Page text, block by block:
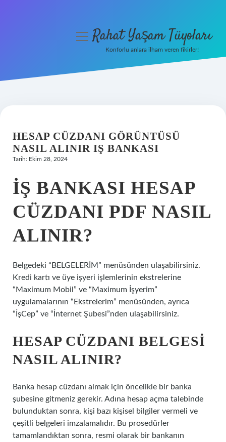
Hakkımızda
menüyüRahat Yaşam Tüyoları
Konforlu anlara ilham veren fikirler!
HESAP CÜZDANI GÖRÜNTÜSÜ
NASIL ALINIR IŞ BANKASI
Tarih: Ekim 28, 2024
İŞ BANKASI HESAP
CÜZDANI PDF NASIL
ALINIR?
Belgedeki “BELGELERİM” menüsünden ulaşabilirsiniz.
Kredi kartı ve üye işyeri işlemlerinin ekstrelerine
“Maximum Mobil” ve “Maximum İşyerim”
uygulamalarının “Ekstrelerim” menüsünden, ayrıca
“İşCep” ve “İnternet Şubesi”nden ulaşabilirsiniz.
HESAP CÜZDANI BELGESI
NASIL ALINIR?
Banka hesap cüzdanı almak için öncelikle bir banka
şubesine gitmeniz gerekir. Adına hesap açma talebinde
bulunduktan sonra, kişi bazı kişisel bilgiler vermeli ve
çeşitli belgeleri imzalamalıdır. Bu prosedürler
tamamlandıktan sonra, resmi olarak bir bankanın